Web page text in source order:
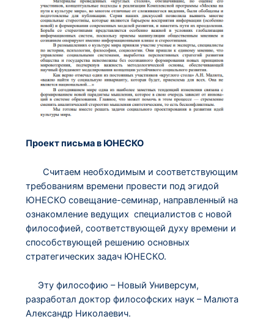
Проект письма в ЮНЕСКО
Считаем необходимым и соответствующим
требованиям времени провести под эгидой
ЮНЕСКО совещание-семинар, направленный на
ознакомление ведущих специалистов с новой
философией, соответствующей духу времени и
способствующей решению основных
стратегических задач ЮНЕСКО.
Эту философию – Новый Универсум,
разработал доктор философских наук – Малюта
Александр Николаевич.